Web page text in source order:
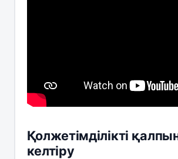
Қолжетімділікті
келтіру